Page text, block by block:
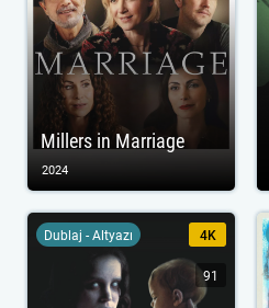
Millers in Marriage
2024
Dublaj - Altyazı 4K
91